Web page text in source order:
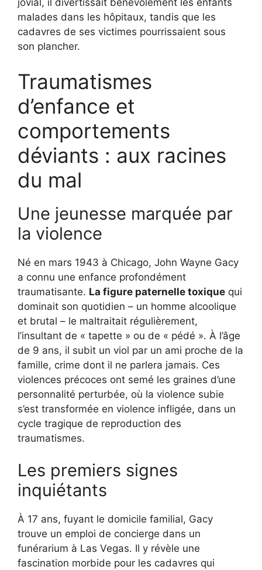
jovial, il divertissait bénévolement les enfants
malades dans les hôpitaux, tandis que les
cadavres de ses victimes pourrissaient sous
son plancher.
Traumatismes
d’enfance et
comportements
déviants : aux racines
du mal
Une jeunesse marquée par
la violence
Né en mars 1943 à Chicago, John Wayne Gacy
a connu une enfance profondément
traumatisante. La figure paternelle toxique qui
dominait son quotidien – un homme alcoolique
et brutal – le maltraitait régulièrement,
l’insultant de « tapette » ou de « pédé ». À l’âge
de 9 ans, il subit un viol par un ami proche de la
famille, crime dont il ne parlera jamais. Ces
violences précoces ont semé les graines d’une
personnalité perturbée, où la violence subie
s’est transformée en violence infligée, dans un
cycle tragique de reproduction des
traumatismes.
Les premiers signes
inquiétants
À 17 ans, fuyant le domicile familial, Gacy
trouve un emploi de concierge dans un
funérarium à Las Vegas. Il y révèle une
fascination morbide pour les cadavres qui